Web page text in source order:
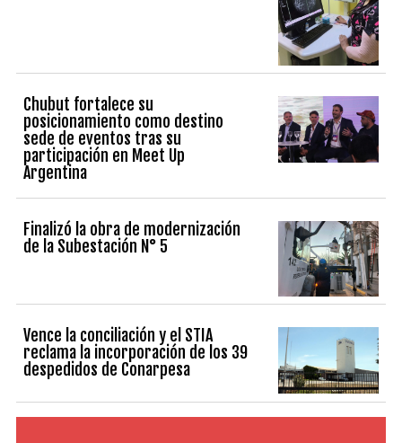
Chubut fortalece su
posicionamiento como destino
sede de eventos tras su
participación en Meet Up
Argentina
Finalizó la obra de modernización
de la Subestación N° 5
Vence la conciliación y el STIA
reclama la incorporación de los 39
despedidos de Conarpesa